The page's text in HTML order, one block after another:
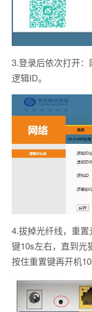
3.登录后依次打开
逻辑ID。
4.拔掉光纤线，重
键10s左右，直到光
按住重置键再开机